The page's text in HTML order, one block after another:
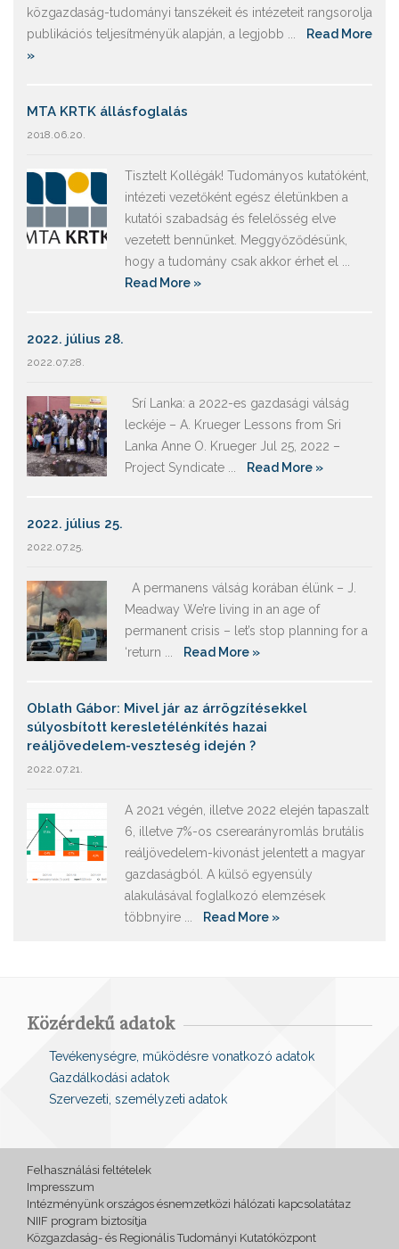
közgazdaság-tudományi tanszékeit és intézeteit rangsorolja
publikációs teljesítményük alapján, a legjobb ...
Read More
»
MTA KRTK állásfoglalás
2018.06.20.
Tisztelt Kollégák! Tudományos kutatóként,
intézeti vezetőként egész életünkben a
kutatói szabadság és felelősség elve
vezetett bennünket. Meggyőződésünk,
hogy a tudomány csak akkor érhet el ...
Read More »
2022. július 28.
2022.07.28.
Srí Lanka: a 2022-es gazdasági válság
leckéje – A. Krueger Lessons from Sri
Lanka Anne O. Krueger Jul 25, 2022 –
Project Syndicate ...
Read More »
2022. július 25.
2022.07.25.
A permanens válság korában élünk – J.
Meadway We’re living in an age of
permanent crisis – let’s stop planning for a
‘return ...
Read More »
Oblath Gábor: Mivel jár az árrögzítésekkel
súlyosbított keresletélénkítés hazai
reáljövedelem-veszteség idején ?
2022.07.21.
A 2021 végén, illetve 2022 elején tapaszalt
6, illetve 7%-os cserearányromlás brutális
reáljövedelem-kivonást jelentett a magyar
gazdaságból. A külső egyensúly
alakulásával foglalkozó elemzések
többnyire ...
Read More »
Közérdekű adatok
Tevékenységre, működésre vonatkozó adatok
Gazdálkodási adatok
Szervezeti, személyzeti adatok
Felhasználási feltételek
Impresszum
Intézményünk országos ésnemzetközi hálózati kapcsolatátaz
NIIF program biztosítja
Közgazdaság- és Regionális Tudományi Kutatóközpont